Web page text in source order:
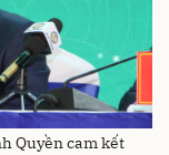
Quyền cam kết